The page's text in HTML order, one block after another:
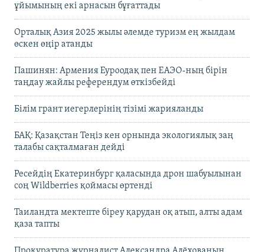
ұйымының екі арнасын бұғаттады
Орталық Азия 2025 жылы әлемде туризм ең жылдам
өскен өңір атанды
Пашинян: Армения Еуроодақ пен ЕАЭО-ның бірін
таңдау жайлы референдум өткізбейді
Білім грант иегерлерінің тізімі жарияланды
БАҚ: Қазақстан Теңіз кен орнында экологиялық заң
талабы сақталмаған дейді
Ресейдің Екатеринбург қаласында дрон шабуылынан
соң Wildberries қоймасы өртенді
Таиландта мектепте біреу қарудан оқ атып, алты адам
қаза тапты